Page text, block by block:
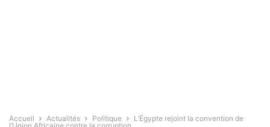
Accueil Actualités Politique
L’Égypte rejoint la convention de